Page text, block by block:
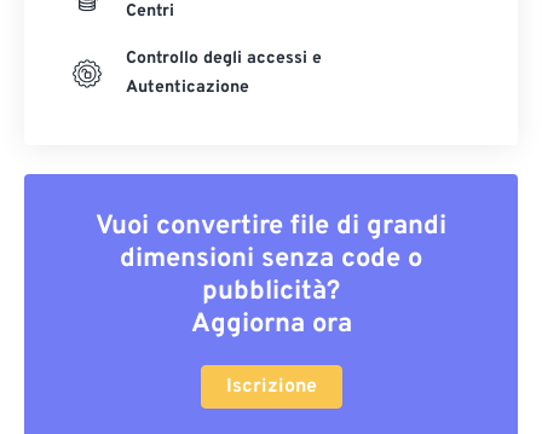
Centri
Controllo degli accessi e
Autenticazione
Vuoi convertire file di grandi
dimensioni senza code o
pubblicità?
Aggiorna ora
Iscrizione